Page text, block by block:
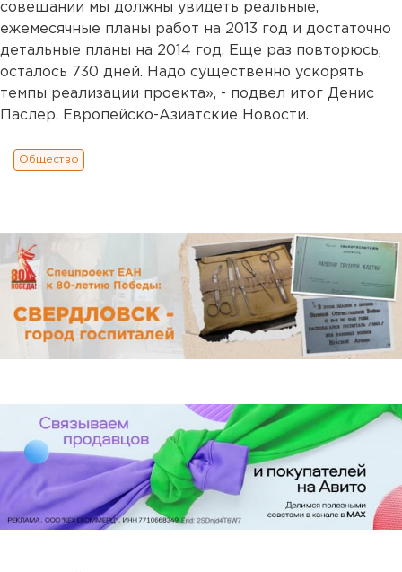
совещании мы должны увидеть реальные,
ежемесячные планы работ на 2013 год и достаточно
детальные планы на 2014 год. Еще раз повторюсь,
осталось 730 дней. Надо существенно ускорять
темпы реализации проекта», - подвел итог Денис
Паслер. Европейско-Азиатские Новости.
Общество